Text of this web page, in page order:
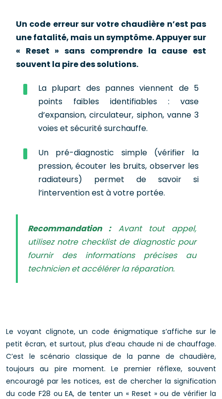
Un code erreur sur votre chaudière n’est pas
une fatalité, mais un symptôme. Appuyer sur
« Reset » sans comprendre la cause est
souvent la pire des solutions.
La plupart des pannes viennent de 5
points faibles identifiables : vase
d’expansion, circulateur, siphon, vanne 3
voies et sécurité surchauffe.
Un pré-diagnostic simple (vérifier la
pression, écouter les bruits, observer les
radiateurs) permet de savoir si
l’intervention est à votre portée.
Recommandation :Avant tout appel,
utilisez notre checklist de diagnostic pour
fournir des informations précises au
technicien et accélérer la réparation.
Le voyant clignote, un code énigmatique s’affiche sur le
petit écran, et surtout, plus d’eau chaude ni de chauffage.
C’est le scénario classique de la panne de chaudière,
toujours au pire moment. Le premier réflexe, souvent
encouragé par les notices, est de chercher la signification
du code F28 ou EA, de tenter un « Reset » ou de vérifier la